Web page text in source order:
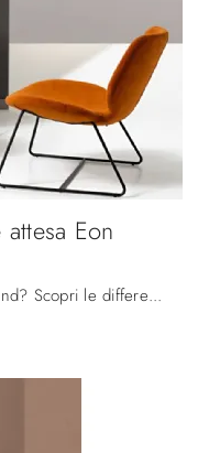
Eon
Cerchi Arredo Ufficio dei migliori brand? Scopri le differenti soluzioni di sedie ospiti e attesa in tessuto, come il modello Divano e poltrona ...